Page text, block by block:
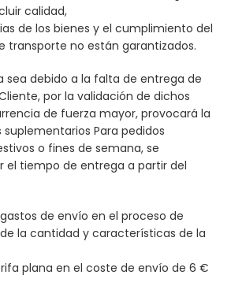
calidad,
de los bienes y el cumplimiento del
transporte no están garantizados.
sea debido a la falta de entrega de
por la validación de dichos
de fuerza mayor, provocará la
Para pedidos
o fines de semana, se
el tiempo de entrega a partir del
de envío en el proceso de
la cantidad y características de la
plana en el coste de envío de 6 €